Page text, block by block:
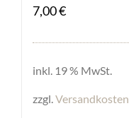
7,00€
inkl. 19 % MwSt.
zzgl.Versandkosten